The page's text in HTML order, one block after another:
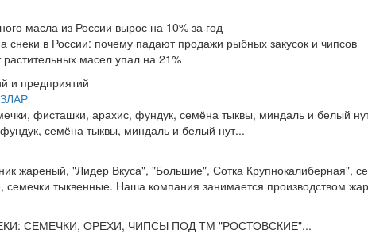
масла из России вырос на 10% за год
снеки в России: почему падают продажи рыбных закусок и чипсов
растительных масел упал на 21%
и предприятий
фисташки, арахис, фундук, семёна тыквы, миндаль и белый
семёна тыквы, миндаль и белый нут...
жареный, "Лидер Вкуса", "Большие", Сотка Крупнокалиберная",
семечки тыквенные. Наша компания занимается производством
СЕМЕЧКИ, ОРЕХИ, ЧИПСЫ ПОД ТМ "РОСТОВСКИЕ"...